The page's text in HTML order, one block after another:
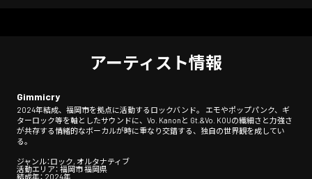
アーティスト情報
Gimmicry
2024年結成、福岡市を拠点に活動するロックバンド。 エモやポップパンク、ギ
ターロック等を軸としたサウンドに、Vo. Kanonと Gt.&Vo. KOUの繊細さと力強さ
が共存する情緒的なボーカルが時に重なり交錯する、独自の世界観を成してい
る。
ジャンル：ロック, オルタナティブ
活動エリア： 福岡市 福岡県
結成年： 2024年